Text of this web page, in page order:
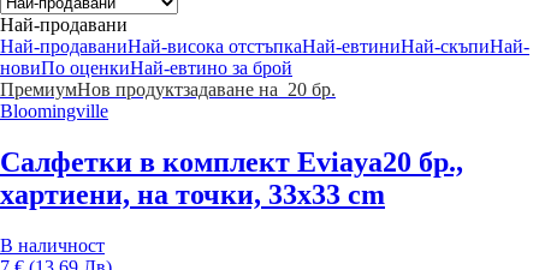
Най-продавани
Най-продаваниНай-висока отстъпкаНай-евтиниНай-скъпиНай-
новиПо оценкиНай-евтино за брой
ПремиумНов продуктзадаване на 20 бр.
Bloomingville
Салфетки в комплект Eviaya20 бр.,
хартиени, на точки, 33x33 cm
В наличност